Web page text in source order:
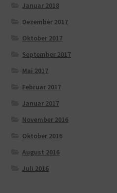
Januar 2018
Dezember 2017
Oktober 2017
September 2017
Mai 2017
Februar 2017
Januar 2017
November 2016
Oktober 2016
August 2016
Juli 2016